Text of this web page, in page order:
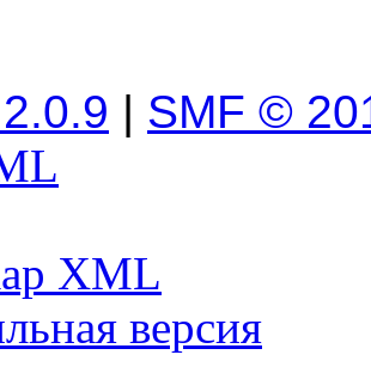
| SMF ©
XML
версия